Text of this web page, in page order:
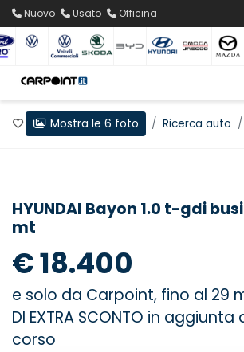
Nuovo Usato Officina
Preferiti Home Ricerca auto
Mostra le 6 foto
HYUNDAI Bayon 1.0 t-gdi
mt
€ 18.400
e solo da Carpoint, fino al 29
DI EXTRA SCONTO in
corso